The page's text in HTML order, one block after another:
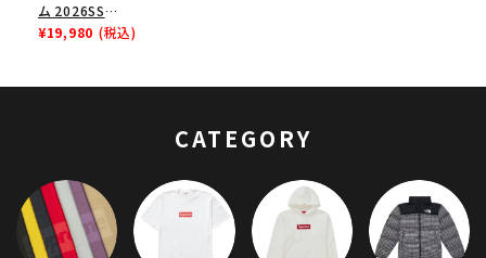
ム 2026SS
University Mesh
¥19,980 (税込)
CATEGORY